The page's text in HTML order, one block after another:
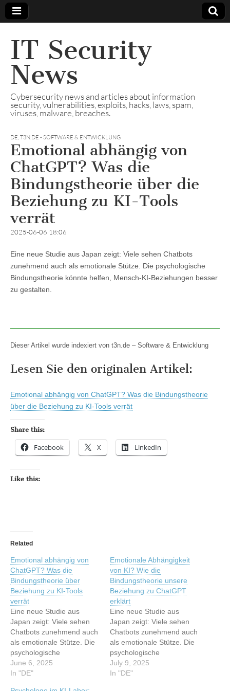
IT Security
News
Cybersecurity news and articles about information
security, vulnerabilities, exploits, hacks, laws, spam,
viruses, malware, breaches.
DE,T3N.DE - SOFTWARE & ENTWICKLUNG
Emotional abhängig von
ChatGPT? Was die
Bindungstheorie über die
Beziehung zu KI-Tools
verrät
2025-06-06 18:06
Eine neue Studie aus Japan zeigt: Viele sehen Chatbots
zunehmend auch als emotionale Stütze. Die psychologische
Bindungstheorie könnte helfen, Mensch-KI-Beziehungen besser
zu gestalten.
Dieser Artikel wurde indexiert von t3n.de – Software & Entwicklung
Lesen Sie den originalen Artikel:
Emotional abhängig von ChatGPT? Was die Bindungstheorie
über die Beziehung zu KI-Tools verrät
Share this:
Facebook X LinkedIn
Like this:
Related
Emotional abhängig von
ChatGPT? Was die
Bindungstheorie über
Beziehung zu KI-Tools
verrät
Eine neue Studie aus
Japan zeigt: Viele sehen
Chatbots zunehmend auch
als emotionale Stütze. Die
psychologische
Bindungstheorie könnte
helfen, Mensch-KI-
June 6, 2025
In "DE"
Emotionale Abhängigkeit
von KI? Wie die
Bindungstheorie unsere
Beziehung zu ChatGPT
erklärt
Eine neue Studie aus
Japan zeigt: Viele sehen
Chatbots zunehmend auch
als emotionale Stütze. Die
psychologische
Bindungstheorie könnte
helfen, Mensch-KI-
July 9, 2025
In "DE"